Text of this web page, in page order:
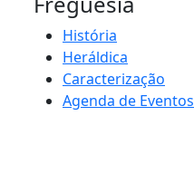
História
Heráldica
Caracterização
Agenda de Eventos